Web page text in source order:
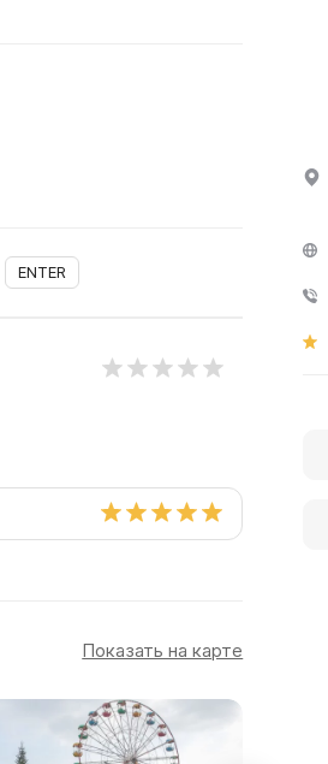
ENTER
Показать на карте